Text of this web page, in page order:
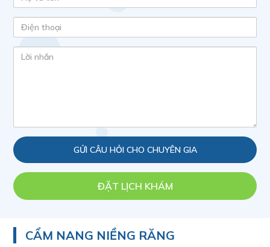
ĐẶT LỊCH KHÁM
CẨM NANG NIỀNG RĂNG